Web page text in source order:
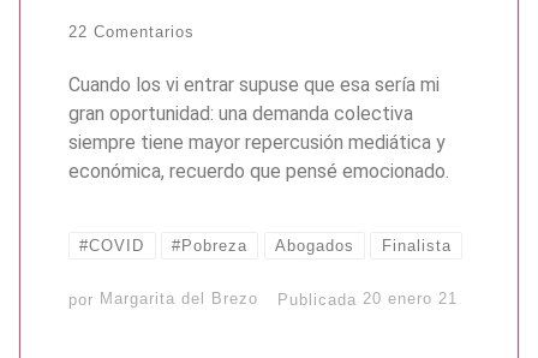
22 Comentarios
Cuando los vi entrar supuse que esa sería mi
gran oportunidad: una demanda colectiva
siempre tiene mayor repercusión mediática y
económica, recuerdo que pensé emocionado.
#COVID #Pobreza Abogados Finalista
por Margarita del Brezo Publicada 20 enero 21